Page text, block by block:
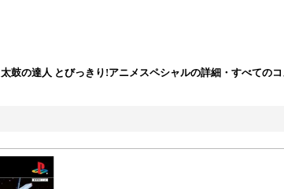
太鼓の達人 とびっきり!アニメスペシャルの詳細・すべての